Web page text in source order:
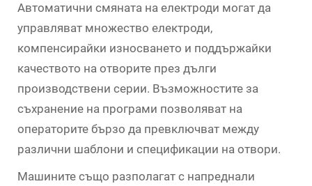
Автоматични смяната на електроди могат да
управляват множество електроди,
компенсирайки износването и поддържайки
качеството на отворите през дълги
производствени серии. Възможностите за
съхранение на програми позволяват на
операторите бързо да превключват между
различни шаблони и спецификации на отвори.
Машините също разполагат с напреднали